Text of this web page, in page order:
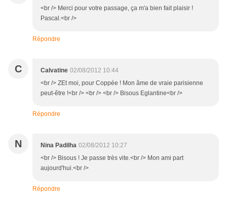
<br /> Merci pour votre passage, ça m'a bien fait plaisir !
Pascal.<br />
Répondre
C Calvatine 02/08/2012 10:44
<br /> ZEt moi, pour Coppée ! Mon âme de vraie parisienne
peut-être !<br /> <br /> <br /> Bisous Eglantine<br />
Répondre
N Nina Padilha 02/08/2012 10:27
<br /> Bisous ! Je passe très vite.<br /> Mon ami part
aujourd'hui.<br />
Répondre